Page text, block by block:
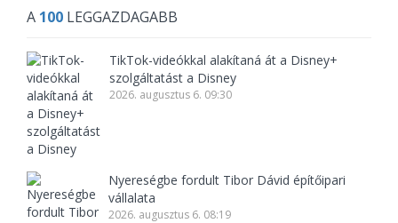
A 100 LEGGAZDAGABB
TikTok-videókkal alakítaná át a Disney+
szolgáltatást a Disney
2026. augusztus 6. 09:30
Nyereségbe fordult Tibor Dávid építőipari
vállalata
2026. augusztus 6. 08:19